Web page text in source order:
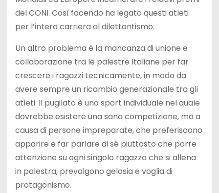
del CONI. Così facendo ha legato questi atleti
per l’intera carriera al dilettantismo.
Un altro problema è la mancanza di unione e
collaborazione tra le palestre Italiane per far
crescere i ragazzi tecnicamente, in modo da
avere sempre un ricambio generazionale tra gli
atleti. Il pugilato è uno sport individuale nel quale
dovrebbe esistere una sana competizione, ma a
causa di persone impreparate, che preferiscono
apparire e far parlare di sé piuttosto che porre
attenzione su ogni singolo ragazzo che si allena
in palestra, prevalgono gelosia e voglia di
protagonismo.